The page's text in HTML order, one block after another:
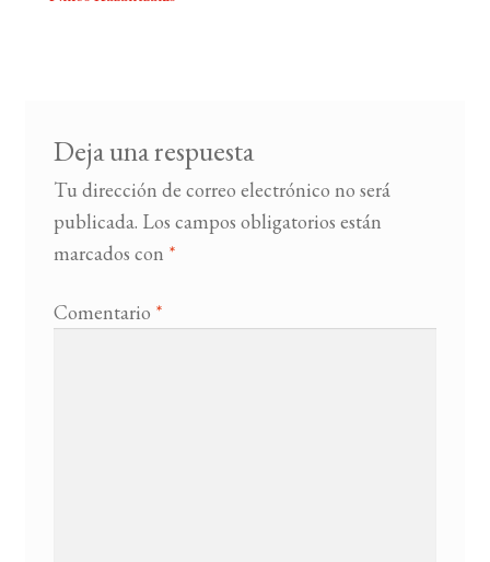
Deja una respuesta
Tu dirección de correo electrónico no será
publicada. Los campos obligatorios están
marcados con *
Comentario *